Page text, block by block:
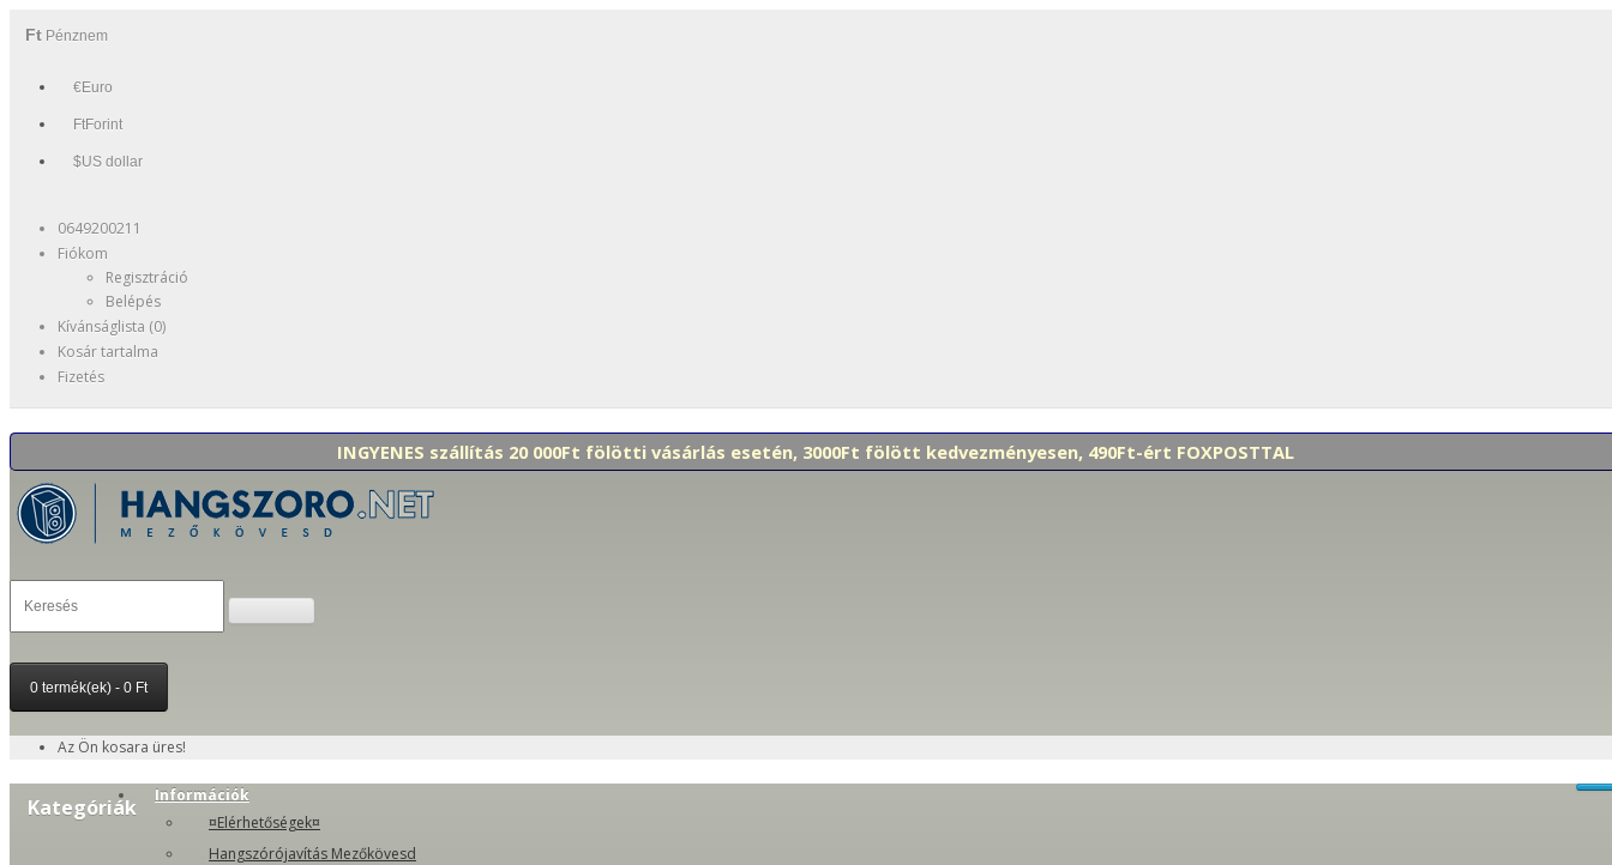
Ft Pénznem
€Euro
FtForint
$US dollar
0649200211
Fiókom
Regisztráció
Belépés
Kívánságlista (0)
Kosár tartalma
Fizetés
INGYENES szállítás 20 000Ft fölötti vásárlás esetén, 3000Ft fölött kedvezményesen, 490Ft-ért FOXPOSTTAL
0 termék(ek) - 0 Ft
Az Ön kosara üres!
Kategóriák
Információk
¤Elérhetőségek¤
Hangszórójavítás Mezőkövesd